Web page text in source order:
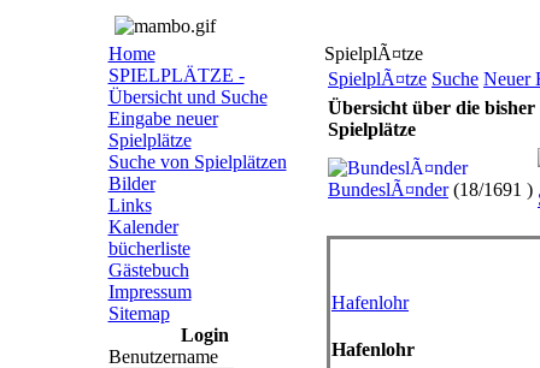
Home
SPIELPLÄTZE -
Übersicht und Suche
Eingabe neuer
Spielplätze
Suche von Spielplätzen
Bilder
Links
Kalender
bücherliste
Gästebuch
Impressum
Sitemap
Login
Benutzername
SpielplÃ¤tze
SpielplÃ¤tze Suche Neuer
Übersicht über die bisher
Spielplätze
BundeslÃ¤nder(18/1691 )
Hafenlohr
Hafenlohr